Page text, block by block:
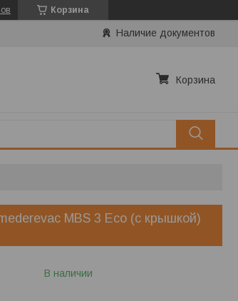
Корзина
Наличие документов
Корзина
MBS 3 Eco (с крышкой)
В наличии